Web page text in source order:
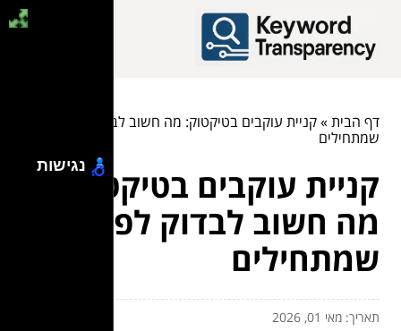
דף הבית»קניית עוקבים בטיקטוק: מה חשוב לבדוק לפני
שמתחילים
קניית עוקבים בטיקטוק:
מה חשוב לבדוק לפני
שמתחילים
תאריך: מאי 01, 2026
נגישות